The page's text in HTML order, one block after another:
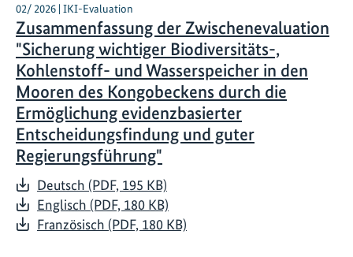
02/ 2026 | IKI-Evaluation
Zusammenfassung der Zwischenevaluation
"Sicherung wichtiger Biodiversitäts-,
Kohlenstoff- und Wasserspeicher in den
Mooren des Kongobeckens durch die
Ermöglichung evidenzbasierter
Entscheidungsfindung und guter
Regierungsführung"
Deutsch (PDF, 195 KB)
Englisch (PDF, 180 KB)
Französisch (PDF, 180 KB)